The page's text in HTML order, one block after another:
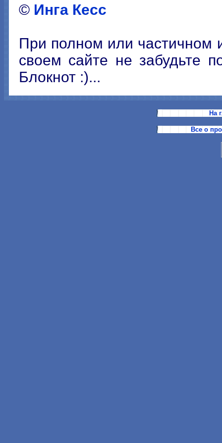
© Инга Кесс
При полном или частичном
своем сайте не забудьте
Блокнот :)...
На
Все о